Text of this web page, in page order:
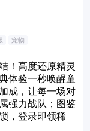
宠物
！高度还原精灵
体验一秒唤醒童
成，让每一场对
强力战队；图鉴
，登录即领稀